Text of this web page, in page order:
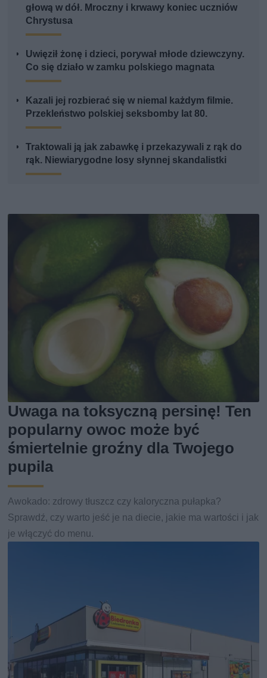
głową w dół. Mroczny i krwawy koniec uczniów
Chrystusa
Uwięził żonę i dzieci, porywał młode dziewczyny.
Co się działo w zamku polskiego magnata
Kazali jej rozbierać się w niemal każdym filmie.
Przekleństwo polskiej seksbomby lat 80.
Traktowali ją jak zabawkę i przekazywali z rąk do
rąk. Niewiarygodne losy słynnej skandalistki
Uwaga na toksyczną persinę! Ten
popularny owoc może być
śmiertelnie groźny dla Twojego
pupila
Awokado: zdrowy tłuszcz czy kaloryczna pułapka?
Sprawdź, czy warto jeść je na diecie, jakie ma wartości i jak
je włączyć do menu.